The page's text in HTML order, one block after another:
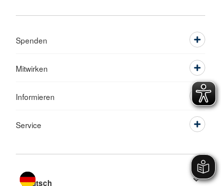
Spenden
Mitwirken
Informieren
Service
Sprache wechseln zu